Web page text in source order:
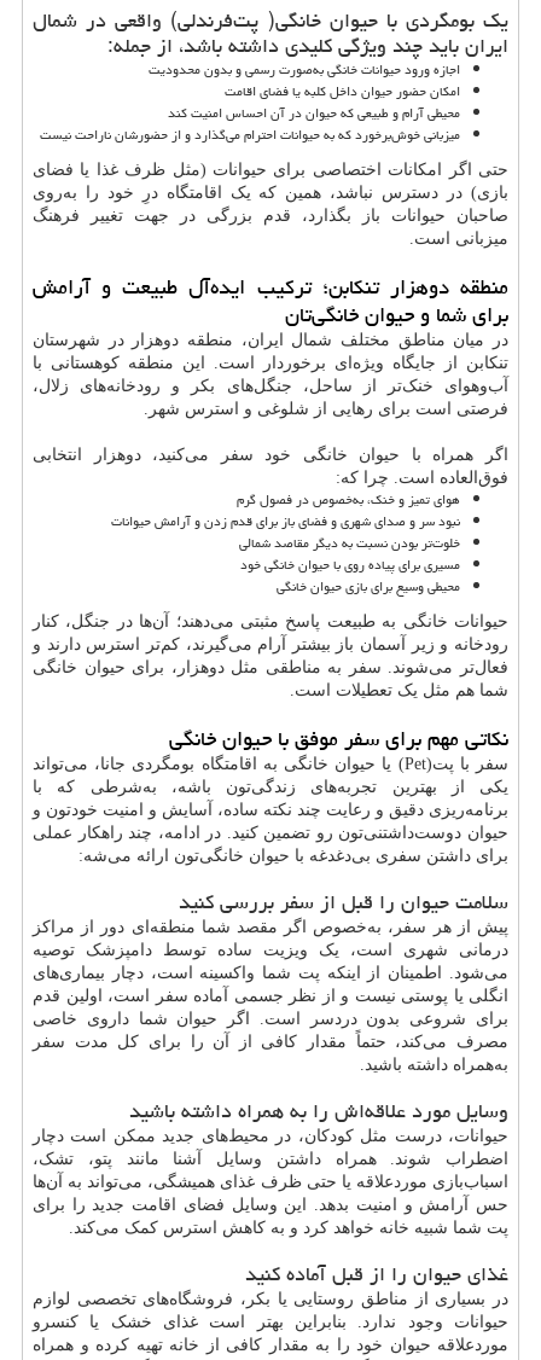
یک بومگردی با حیوان خانگی( پت‌فرندلی) واقعی در شمال
ایران باید چند ویژگی کلیدی داشته باشد، از جمله:
اجازه ورود حیوانات خانگی به‌صورت رسمی و بدون محدودیت
امکان حضور حیوان داخل کلبه یا فضای اقامت
محیطی آرام و طبیعی که حیوان در آن احساس امنیت کند
میزبانی خوش‌برخورد که به حیوانات احترام می‌گذارد و از حضورشان ناراحت نیست
حتی اگر امکانات اختصاصی برای حیوانات (مثل ظرف غذا یا فضای
بازی) در دسترس نباشد، همین که یک اقامتگاه درِ خود را به‌روی
صاحبان حیوانات باز بگذارد، قدم بزرگی در جهت تغییر فرهنگ
میزبانی است.
منطقه دوهزار تنکابن؛ ترکیب ایده‌آل طبیعت و آرامش
برای شما و حیوان خانگی‌تان
در میان مناطق مختلف شمال ایران، منطقه دوهزار در شهرستان
تنکابن از جایگاه ویژه‌ای برخوردار است. این منطقه کوهستانی با
آب‌وهوای خنک‌تر از ساحل، جنگل‌های بکر و رودخانه‌های زلال،
فرصتی است برای رهایی از شلوغی و استرس شهر.
اگر همراه با حیوان خانگی خود سفر می‌کنید، دوهزار انتخابی
فوق‌العاده است. چرا که:
هوای تمیز و خنک، به‌خصوص در فصول گرم
نبود سر و صدای شهری و فضای باز برای قدم زدن و آرامش حیوانات
خلوت‌تر بودن نسبت به دیگر مقاصد شمالی
مسیری برای پیاده روی با حیوان خانگی خود
محیطی وسیع برای بازی حیوان خانگی
حیوانات خانگی به طبیعت پاسخ مثبتی می‌دهند؛ آن‌ها در جنگل، کنار
رودخانه و زیر آسمان باز بیشتر آرام می‌گیرند، کم‌تر استرس دارند و
فعال‌تر می‌شوند. سفر به مناطقی مثل دوهزار، برای حیوان خانگی
شما هم مثل یک تعطیلات است.
نکاتی مهم برای سفر موفق با حیوان خانگی
سفر با پت(Pet) یا حیوان خانگی به اقامتگاه بومگردی جانا، می‌تواند
یکی از بهترین تجربه‌های زندگی‌تون باشه، به‌شرطی که با
برنامه‌ریزی دقیق و رعایت چند نکته ساده، آسایش و امنیت خودتون و
حیوان دوست‌داشتنی‌تون رو تضمین کنید. در ادامه، چند راهکار عملی
برای داشتن سفری بی‌دغدغه با حیوان خانگی‌تون ارائه می‌شه:
سلامت حیوان را قبل از سفر بررسی کنید
پیش از هر سفر، به‌خصوص اگر مقصد شما منطقه‌ای دور از مراکز
درمانی شهری است، یک ویزیت ساده توسط دامپزشک توصیه
می‌شود. اطمینان از اینکه پت شما واکسینه است، دچار بیماری‌های
انگلی یا پوستی نیست و از نظر جسمی آماده سفر است، اولین قدم
برای شروعی بدون دردسر است. اگر حیوان شما داروی خاصی
مصرف می‌کند، حتماً مقدار کافی از آن را برای کل مدت سفر
به‌همراه داشته باشید.
وسایل مورد علاقه‌اش را به همراه داشته باشید
حیوانات، درست مثل کودکان، در محیط‌های جدید ممکن است دچار
اضطراب شوند. همراه داشتن وسایل آشنا مانند پتو، تشک،
اسباب‌بازی موردعلاقه یا حتی ظرف غذای همیشگی، می‌تواند به آن‌ها
حس آرامش و امنیت بدهد. این وسایل فضای اقامت جدید را برای
پت شما شبیه خانه خواهد کرد و به کاهش استرس کمک می‌کند.
غذای حیوان را از قبل آماده کنید
در بسیاری از مناطق روستایی یا بکر، فروشگاه‌های تخصصی لوازم
حیوانات وجود ندارد. بنابراین بهتر است غذای خشک یا کنسرو
موردعلاقه حیوان خود را به مقدار کافی از خانه تهیه کرده و همراه